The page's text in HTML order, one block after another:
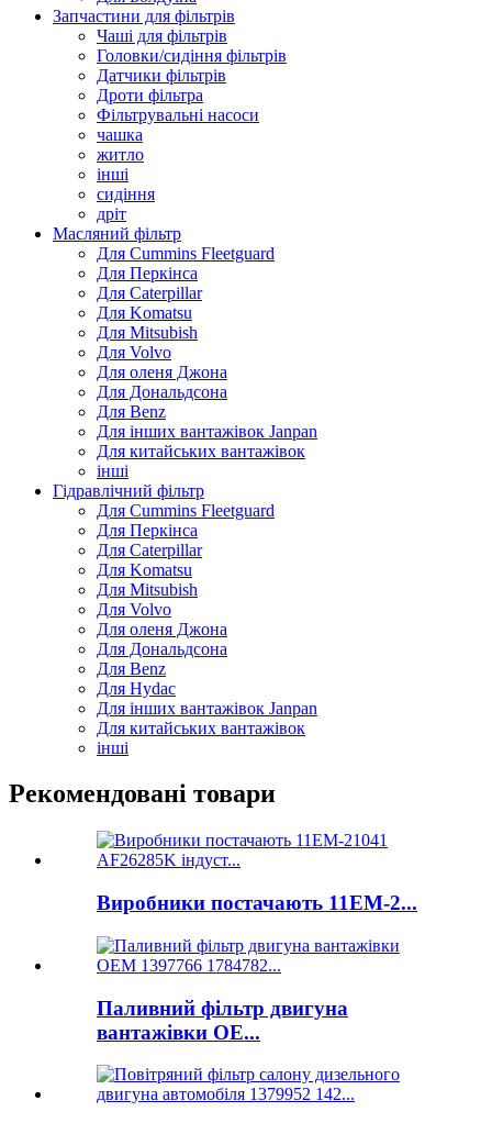
Запчастини для фільтрів
Чаші для фільтрів
Головки/сидіння фільтрів
Датчики фільтрів
Дроти фільтра
Фільтрувальні насоси
чашка
житло
інші
сидіння
дріт
Масляний фільтр
Для Cummins Fleetguard
Для Перкінса
Для Caterpillar
Для Komatsu
Для Mitsubish
Для Volvo
Для оленя Джона
Для Дональдсона
Для Benz
Для інших вантажівок Janpan
Для китайських вантажівок
інші
Гідравлічний фільтр
Для Cummins Fleetguard
Для Перкінса
Для Caterpillar
Для Komatsu
Для Mitsubish
Для Volvo
Для оленя Джона
Для Дональдсона
Для Benz
Для Hydac
Для інших вантажівок Janpan
Для китайських вантажівок
інші
Рекомендовані товари
Виробники постачають 11ЕМ-2...
Паливний фільтр двигуна
вантажівки OE...